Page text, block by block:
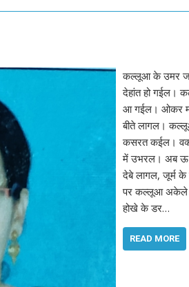
कल्लूआ के उमर
देहांत हो गईल।
आ गईल। ओकर
बीते लागल।
कसरत कईल।
में उभरल। अब ऊ
देबे लागल, जूर्म
पर कल्लूआ अकेले
होखे के डर…
READ MORE